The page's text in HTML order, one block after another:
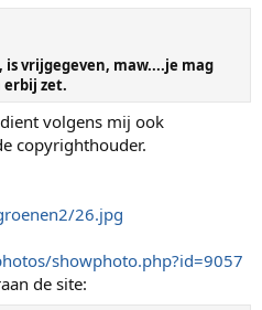
vrijgegeven, maw....je mag
erbij zet.
volgens mij ook
copyrighthouder.
26.jpg
showphoto.php?id=9057
de site: